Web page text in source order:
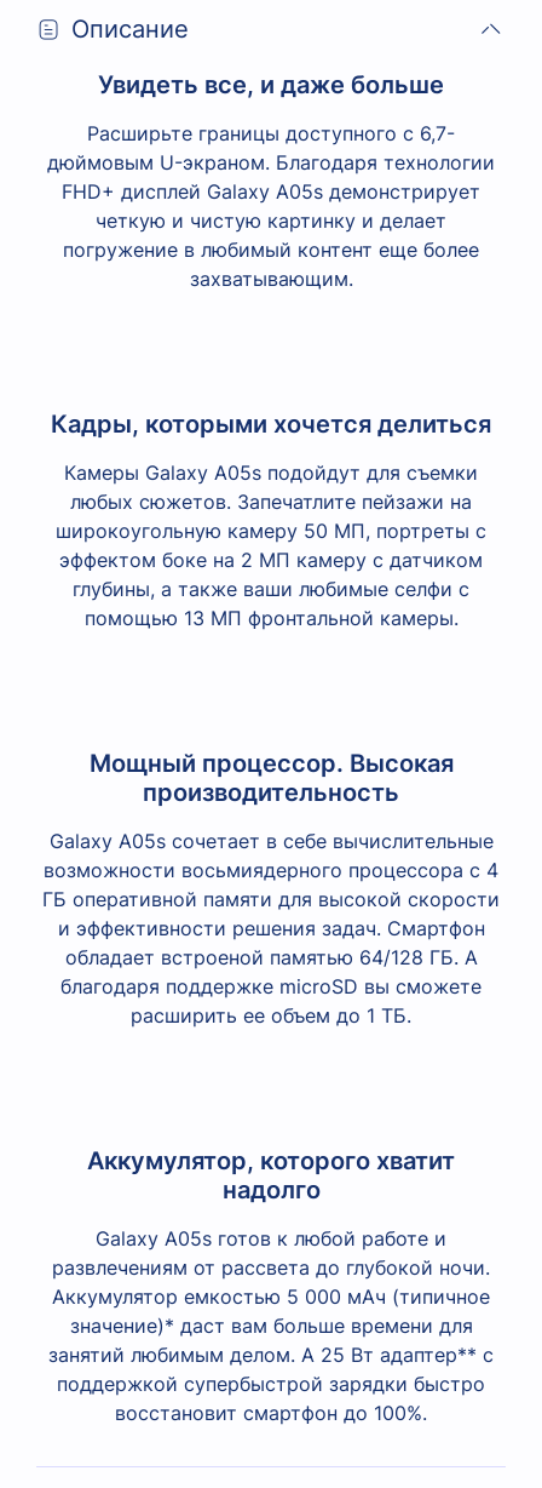
Описание
Увидеть все, и даже больше
Расширьте границы доступного с 6,7-
дюймовым U-экраном. Благодаря технологии
FHD+ дисплей Galaxy A05s демонстрирует
четкую и чистую картинку и делает
погружение в любимый контент еще более
захватывающим.
Кадры, которыми хочется делиться
Камеры Galaxy A05s подойдут для съемки
любых сюжетов. Запечатлите пейзажи на
широкоугольную камеру 50 МП, портреты с
эффектом боке на 2 МП камеру с датчиком
глубины, а также ваши любимые селфи с
помощью 13 МП фронтальной камеры.
Мощный процессор. Высокая
производительность
Galaxy A05s сочетает в себе вычислительные
возможности восьмиядерного процессора с 4
ГБ оперативной памяти для высокой скорости
и эффективности решения задач. Смартфон
обладает встроеной памятью 64/128 ГБ. А
благодаря поддержке microSD вы сможете
расширить ее объем до 1 ТБ.
Аккумулятор, которого хватит
надолго
Galaxy A05s готов к любой работе и
развлечениям от рассвета до глубокой ночи.
Аккумулятор емкостью 5 000 мАч (типичное
значение)* даст вам больше времени для
занятий любимым делом. А 25 Вт адаптер** с
поддержкой супербыстрой зарядки быстро
восстановит смартфон до 100%.